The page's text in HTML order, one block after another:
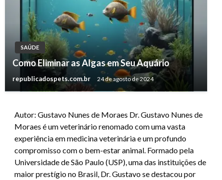
SAÚDE
Como Eliminar as Algas em Seu Aquário
republicadospets.com.br 24 de agosto de 2024
Autor: Gustavo Nunes de Moraes Dr. Gustavo Nunes de
Moraes é um veterinário renomado com uma vasta
experiência em medicina veterinária e um profundo
compromisso com o bem-estar animal. Formado pela
Universidade de São Paulo (USP), uma das instituições de
maior prestígio no Brasil, Dr. Gustavo se destacou por